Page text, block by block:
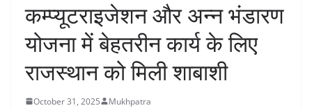
कम्प्यूटराइजेशन और अन्न भंडारण
योजना में बेहतरीन कार्य के लिए
राजस्थान को मिली शाबाशी
October 31, 2025 Mukhpatra